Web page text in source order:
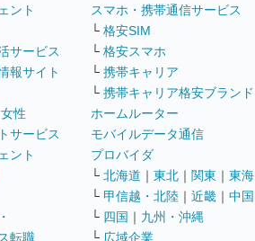
ント
サービス
報サイト
性
サービス
ント
転職
スマホ・携帯通信サービス
└ 格安SIM
└ 格安スマホ
└ 携帯キャリア
└ 携帯キャリア格安ブランド
ホームルーター
モバイルデータ通信
プロバイダ
└ 北海道 ｜ 東北 ｜ 関東 ｜ 東海
└ 甲信越・北陸 ｜ 近畿 ｜ 中国
└ 四国 ｜ 九州・沖縄
└ 広域企業